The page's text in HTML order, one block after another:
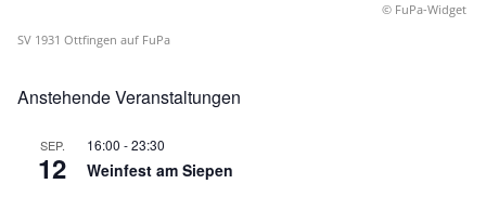
© FuPa-Widget
SV 1931 Ottfingen auf FuPa
Anstehende Veranstaltungen
SEP.
12
16:00 -23:30
Weinfest am Siepen